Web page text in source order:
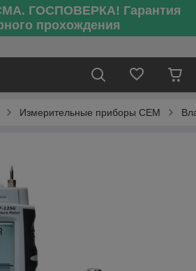
ГОСПОВЕРКА! Гарантия
прохождения
Измерительные приборы CEM